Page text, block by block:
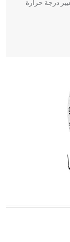
درجة حرارة
الرأس. ويعود
ويتركب
الحمرة وهو
مصطلحاً